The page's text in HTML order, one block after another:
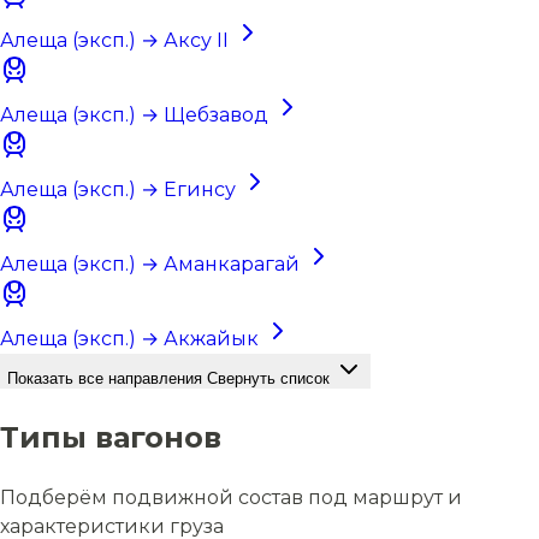
Алеща (эксп.) → Аксу II
Алеща (эксп.) → Щебзавод
Алеща (эксп.) → Егинсу
Алеща (эксп.) → Аманкарагай
Алеща (эксп.) → Акжайык
Показать все направления Свернуть список
Типы вагонов
Подберём подвижной состав под маршрут и
характеристики груза